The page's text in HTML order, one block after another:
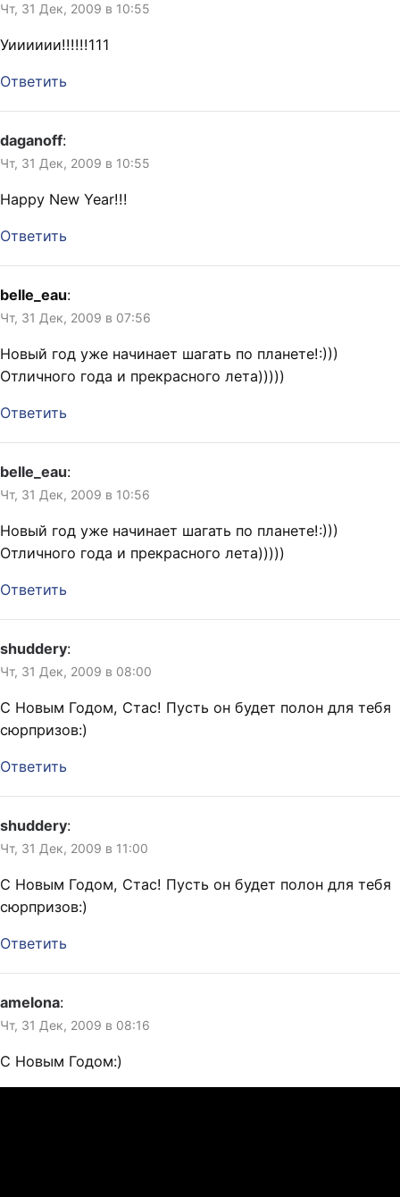
Чт, 31 Дек, 2009 в 10:55
Уииииии!!!!!!111
Ответить
daganoff:
Чт, 31 Дек, 2009 в 10:55
Happy New Year!!!
Ответить
belle_eau:
Чт, 31 Дек, 2009 в 07:56
Новый год уже начинает шагать по планете!:)))
Отличного года и прекрасного лета)))))
Ответить
belle_eau:
Чт, 31 Дек, 2009 в 10:56
Новый год уже начинает шагать по планете!:)))
Отличного года и прекрасного лета)))))
Ответить
shuddery:
Чт, 31 Дек, 2009 в 08:00
С Новым Годом, Стас! Пусть он будет полон для тебя
сюрпризов:)
Ответить
shuddery:
Чт, 31 Дек, 2009 в 11:00
С Новым Годом, Стас! Пусть он будет полон для тебя
сюрпризов:)
Ответить
amelona:
Чт, 31 Дек, 2009 в 08:16
С Новым Годом:)